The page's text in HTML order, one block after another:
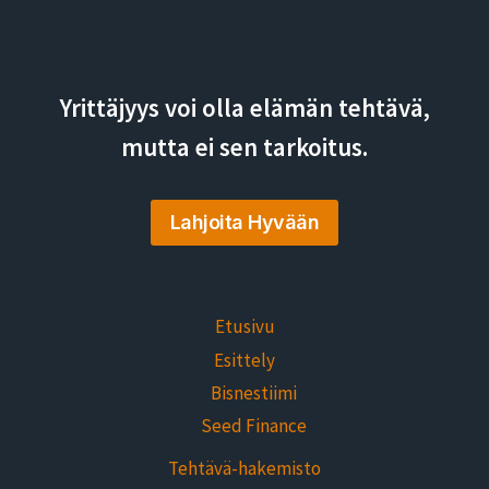
Yrittäjyys voi olla elämän tehtävä,
mutta ei sen tarkoitus.
Lahjoita Hyvään
Etusivu
Esittely
Bisnestiimi
Seed Finance
Tehtävä-hakemisto